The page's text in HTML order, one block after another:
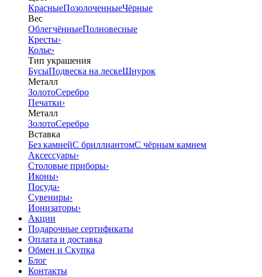
КрасныеПозолоченныеЧёрные
Вес
ОблегчённыеПолновесные
Кресты›
Колье›
Тип украшения
БусыПодвеска на лескеШнурок
Металл
ЗолотоСеребро
Печатки›
Металл
ЗолотоСеребро
Вставка
Без камнейС бриллиантомС чёрным камнем
Аксессуары›
Столовые приборы›
Иконы›
Посуда›
Сувениры›
Ионизаторы›
Акции
Подарочные сертификаты
Оплата и доставка
Обмен и Скупка
Блог
Контакты